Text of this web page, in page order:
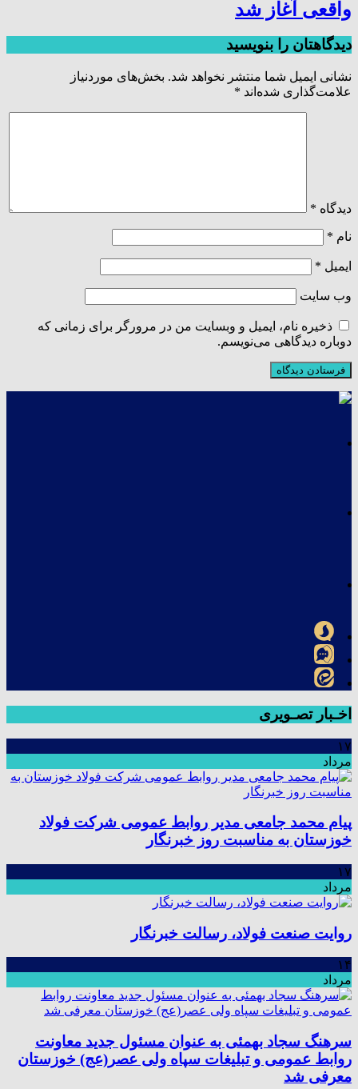
واقعی آغاز شد
دیدگاهتان را بنویسید
نشانی ایمیل شما منتشر نخواهد شد. بخش‌های موردنیاز
علامت‌گذاری شده‌اند *
دیدگاه *
نام *
ایمیل *
وب‌ سایت
ذخیره نام، ایمیل و وبسایت من در مرورگر برای زمانی که
دوباره دیدگاهی می‌نویسم.
اخـبار تصـویری
۱۷
مرداد
پیام محمد جامعی مدیر روابط عمومی شرکت فولاد
خوزستان به مناسبت روز خبرنگار
۱۷
مرداد
روایت صنعت فولاد،‌ رسالت خبرنگار
۱۴
مرداد
سرهنگ سجاد بهمئی به عنوان مسئول جدید معاونت
روابط عمومی و تبلیغات سپاه ولی عصر(عج) خوزستان
معرفی شد